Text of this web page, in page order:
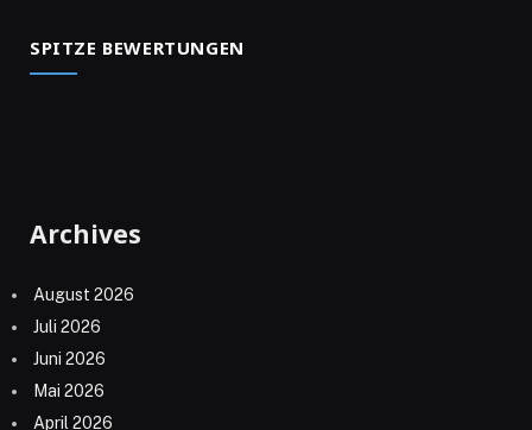
SPITZE BEWERTUNGEN
Archives
August 2026
Juli 2026
Juni 2026
Mai 2026
April 2026